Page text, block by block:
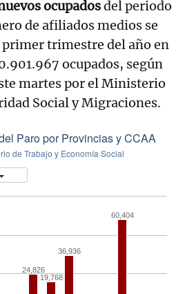
ocupadosdel periodo
de afiliados medios se
trimestre del año en
ocupados, según
martes por el Ministerio
Social y Migraciones.